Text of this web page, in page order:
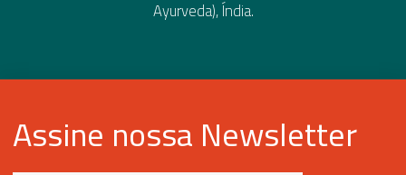
Ayurveda), Índia.
Assine nossaNewsletter